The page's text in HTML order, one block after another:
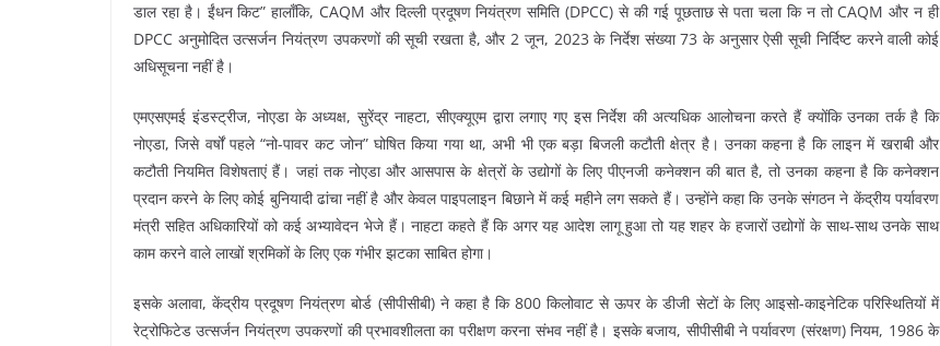
डाल रहा है। ईंधन किट” हालाँकि, CAQM और दिल्ली प्रदूषण नियंत्रण समिति (DPCC) से की गई पूछताछ से पता चला कि न तो CAQM और न ही
DPCC अनुमोदित उत्सर्जन नियंत्रण उपकरणों की सूची रखता है, और 2 जून, 2023 के निर्देश संख्या 73 के अनुसार ऐसी सूची निर्दिष्ट करने वाली कोई
अधिसूचना नहीं है।
एमएसएमई इंडस्ट्रीज, नोएडा के अध्यक्ष, सुरेंद्र नाहटा, सीएक्यूएम द्वारा लगाए गए इस निर्देश की अत्यधिक आलोचना करते हैं क्योंकि उनका तर्क है कि
नोएडा, जिसे वर्षों पहले “नो-पावर कट जोन” घोषित किया गया था, अभी भी एक बड़ा बिजली कटौती क्षेत्र है। उनका कहना है कि लाइन में खराबी और
कटौती नियमित विशेषताएं हैं। जहां तक नोएडा और आसपास के क्षेत्रों के उद्योगों के लिए पीएनजी कनेक्शन की बात है, तो उनका कहना है कि कनेक्शन
प्रदान करने के लिए कोई बुनियादी ढांचा नहीं है और केवल पाइपलाइन बिछाने में कई महीने लग सकते हैं। उन्होंने कहा कि उनके संगठन ने केंद्रीय पर्यावरण
मंत्री सहित अधिकारियों को कई अभ्यावेदन भेजे हैं। नाहटा कहते हैं कि अगर यह आदेश लागू हुआ तो यह शहर के हजारों उद्योगों के साथ-साथ उनके साथ
काम करने वाले लाखों श्रमिकों के लिए एक गंभीर झटका साबित होगा।
इसके अलावा, केंद्रीय प्रदूषण नियंत्रण बोर्ड (सीपीसीबी) ने कहा है कि 800 किलोवाट से ऊपर के डीजी सेटों के लिए आइसो-काइनेटिक परिस्थितियों में
रेट्रोफिटेड उत्सर्जन नियंत्रण उपकरणों की प्रभावशीलता का परीक्षण करना संभव नहीं है। इसके बजाय, सीपीसीबी ने पर्यावरण (संरक्षण) नियम, 1986 के